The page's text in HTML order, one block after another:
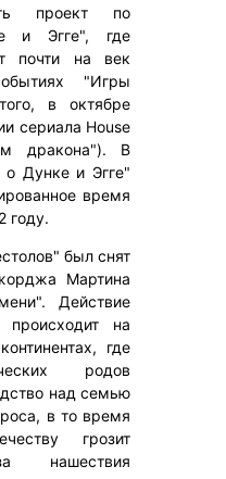
проект по
и Эгге", где
почти на век
"Игры
в октябре
сериала House
дракона"). В
о Дунке и Эгге"
время
году.
был снят
Мартина
Действие
на
где
родов
над семью
в то время
грозит
нашествия